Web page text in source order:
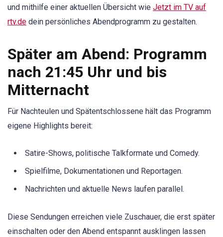
und mithilfe einer aktuellen Übersicht wie Jetzt im TV auf
rtv.de dein persönliches Abendprogramm zu gestalten.
Später am Abend: Programm
nach 21:45 Uhr und bis
Mitternacht
Für Nachteulen und Spätentschlossene hält das Programm
eigene Highlights bereit:
Satire-Shows, politische Talkformate und Comedy.
Spielfilme, Dokumentationen und Reportagen.
Nachrichten und aktuelle News laufen parallel.
Diese Sendungen erreichen viele Zuschauer, die erst später
einschalten oder den Abend entspannt ausklingen lassen